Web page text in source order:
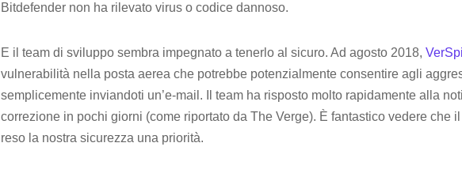
Bitdefender non ha rilevato virus o codice dannoso.
E il team di sviluppo sembra impegnato a tenerlo al sicuro. Ad agosto 2018,
vulnerabilità nella posta aerea che potrebbe potenzialmente consentire agli
semplicemente inviandoti un’e-mail. Il team ha risposto molto rapidamente alla
correzione in pochi giorni (come riportato da The Verge). È fantastico vedere che
reso la nostra sicurezza una priorità.